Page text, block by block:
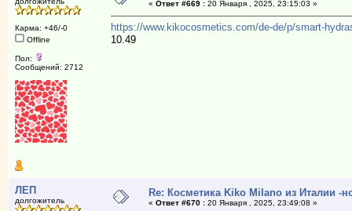
Карма: +46/-0
Offline
Пол:
Сообщений: 2712
« Ответ #669 :20 Января , 2025, 23:15:03 »
https://www.kikocosmetics.com/de-de/p/smart-
10.49
ЛЕП
долгожитель
Re: Косметика Kiko Milano из Италии -
« Ответ #670 :20 Января , 2025, 23:49:08 »